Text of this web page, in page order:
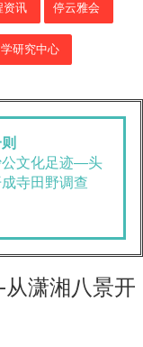
资讯 停云雅会
研究中心
公文化足迹―头
寺田野调查
潇湘八景开